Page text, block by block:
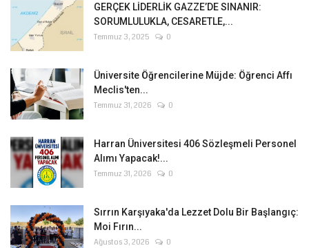
GERÇEK LİDERLİK GAZZE’DE SINANIR:
SORUMLULUKLA, CESARETLE,...
Temmuz 3, 2025 0
Üniversite Öğrencilerine Müjde: Öğrenci Affı
Meclis'ten...
Temmuz 31, 2026 0
Harran Üniversitesi 406 Sözleşmeli Personel
Alımı Yapacak!...
Temmuz 31, 2026 0
Sırrın Karşıyaka'da Lezzet Dolu Bir Başlangıç:
Moi Fırın...
Ağustos 3, 2026 0